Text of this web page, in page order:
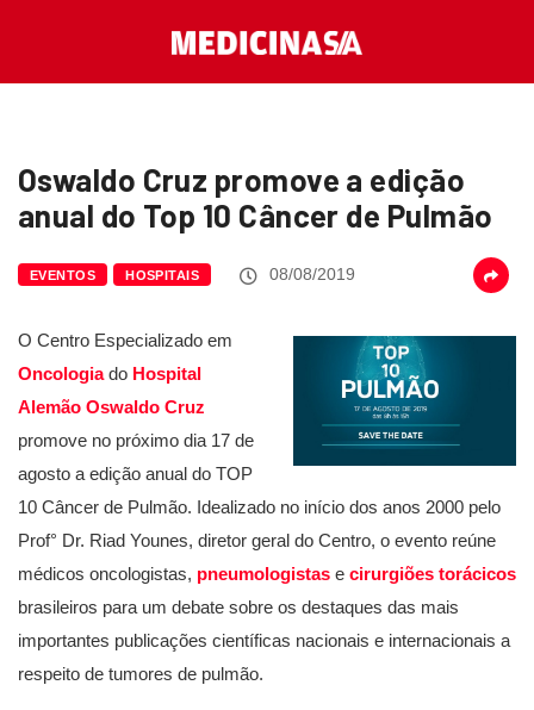
Oswaldo Cruz promove a edição
anual do Top 10 Câncer de Pulmão
EVENTOS HOSPITAIS 08/08/2019
O Centro Especializado em
Oncologiado Hospital
Alemão Oswaldo Cruz
promove no próximo dia 17 de
agosto a edição anual do TOP
10 Câncer de Pulmão. Idealizado no início dos anos 2000 pelo
Prof° Dr. Riad Younes, diretor geral do Centro, o evento reúne
médicos oncologistas, pneumologistas e cirurgiões torácicos
brasileiros para um debate sobre os destaques das mais
importantes publicações científicas nacionais e internacionais a
respeito de tumores de pulmão.